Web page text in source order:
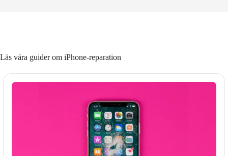
Läs våra guider om iPhone-reparation